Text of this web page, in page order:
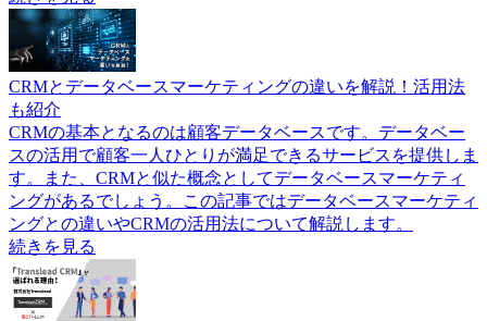
CRMとデータベースマーケティングの違いを解説！活用法
も紹介
CRMの基本となるのは顧客データベースです。データベー
スの活用で顧客一人ひとりが満足できるサービスを提供しま
す。また、CRMと似た概念としてデータベースマーケティ
ングがあるでしょう。この記事ではデータベースマーケティ
ングとの違いやCRMの活用法について解説します。
続きを見る